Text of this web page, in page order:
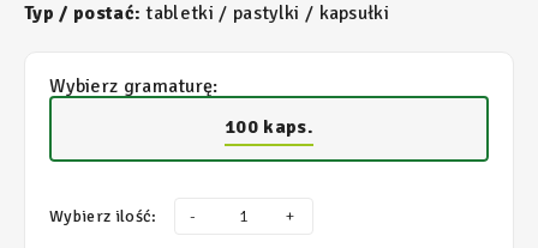
Typ / postać: tabletki / pastylki / kapsułki
Wybierz gramaturę:
100 kaps.
Wybierz ilość: - +